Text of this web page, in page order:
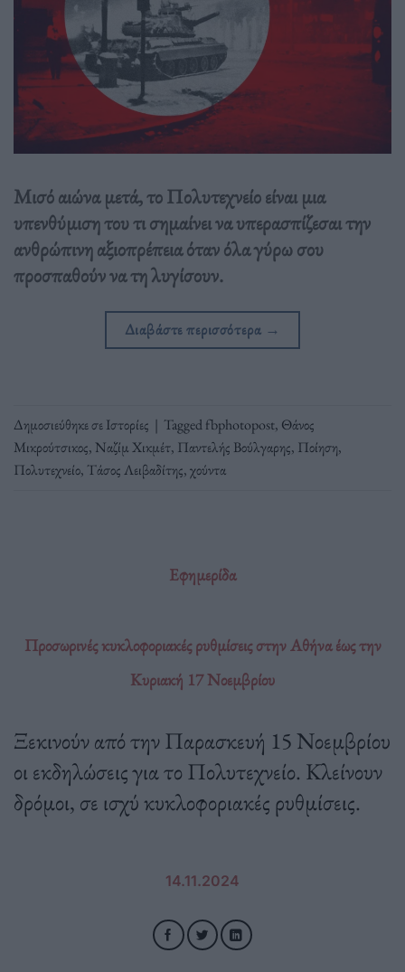
Μισό αιώνα μετά, το Πολυτεχνείο είναι μια
υπενθύμιση του τι σημαίνει να υπερασπίζεσαι την
ανθρώπινη αξιοπρέπεια όταν όλα γύρω σου
προσπαθούν να τη λυγίσουν.
Διαβάστε περισσότερα →
Δημοσιεύθηκε σεΙστορίες | Taggedfbphotopost, Θάνος
Μικρούτσικος, Ναζίμ Χικμέτ, Παντελής Βούλγαρης, Ποίηση,
Πολυτεχνείο, Τάσος Λειβαδίτης,χούντα
Εφημερίδα
Προσωρινές κυκλοφοριακές ρυθμίσεις στην Αθήνα έως την
Κυριακή 17 Νοεμβρίου
Ξεκινούν από την Παρασκευή 15 Νοεμβρίου
οι εκδηλώσεις για το Πολυτεχνείο. Κλείνουν
δρόμοι, σε ισχύ κυκλοφοριακές ρυθμίσεις.
14.11.2024